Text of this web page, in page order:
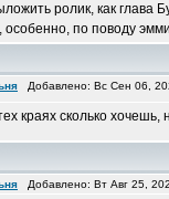
ролик, как глава
особенно, по поводу
Добавлено: Вс Сен 06,
краях сколько
Добавлено: Вт Авг 25,